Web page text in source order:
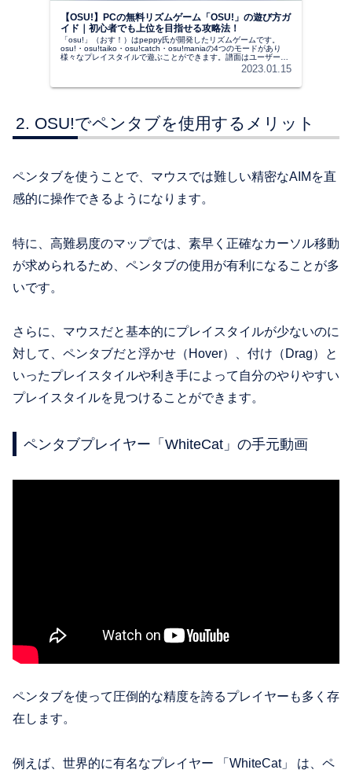
【OSU!】PCの無料リズムゲーム「OSU!」の遊び方ガ
イド｜初心者でも上位を目指せる攻略法！
「osu!」（おす！）はpeppy氏が開発したリズムゲームです。
osu!・osu!taiko・osu!catch・osu!maniaの4つのモードがあり
様々なプレイスタイルで遊ぶことができます。譜面はユーザーが
作成したものを公式ページからダウンロードすることができ、い
2023.01.15
OSU!でペンタブを使用するメリット
ペンタブを使うことで、マウスでは難しい精密なAIMを直
感的に操作できるようになります。
特に、高難易度のマップでは、素早く正確なカーソル移動
が求められるため、ペンタブの使用が有利になることが多
いです。
さらに、マウスだと基本的にプレイスタイルが少ないのに
対して、ペンタブだと浮かせ（ Hover）、付け（ Drag）と
いったプレイスタイルや利き手によって自分のやりやすい
プレイスタイルを見つけることができます。
ペンタブプレイヤー「WhiteCat」の手元動画
ペンタブを使って圧倒的な精度を誇るプレイヤーも多く存
在します。
例えば、世界的に有名なプレイヤー 「WhiteCat」 は、ペ